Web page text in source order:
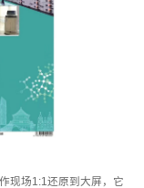
现场1:1还原到大屏，它